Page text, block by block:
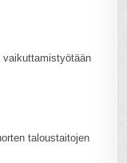
vaikuttamistyötään
taloustaitojen